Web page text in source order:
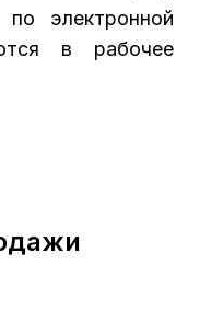
по электронной
в рабочее